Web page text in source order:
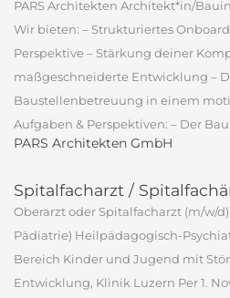
PARS Architekten Architekt*in/
Wir bieten: – Strukturiertes
Perspektive – Stärkung deiner
maßgeschneiderte Entwicklung –
Baustellenbetreuung in einem
Aufgaben & Perspektiven: – Der
PARS Architekten GmbH
Spitalfacharzt /
Oberarzt oder Spitalfacharzt (m/w/
Pädiatrie) Heilpädagogisch-
Bereich Kinder und Jugend mit
Entwicklung, Klinik Luzern Per 1.